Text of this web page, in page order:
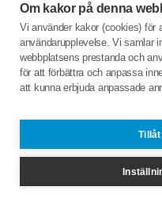
Om kakor på denna
Vi använder kakor (cookies) för
användarupplevelse. Vi samlar
webbplatsens prestanda och
för att förbättra och anpassa
att kunna erbjuda anpassade
Resor
C/o:Mats Johansson